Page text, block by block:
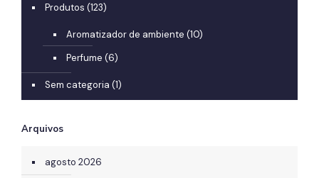
Produtos (123)
Aromatizador de ambiente (10)
Perfume (6)
Sem categoria (1)
Arquivos
agosto 2026